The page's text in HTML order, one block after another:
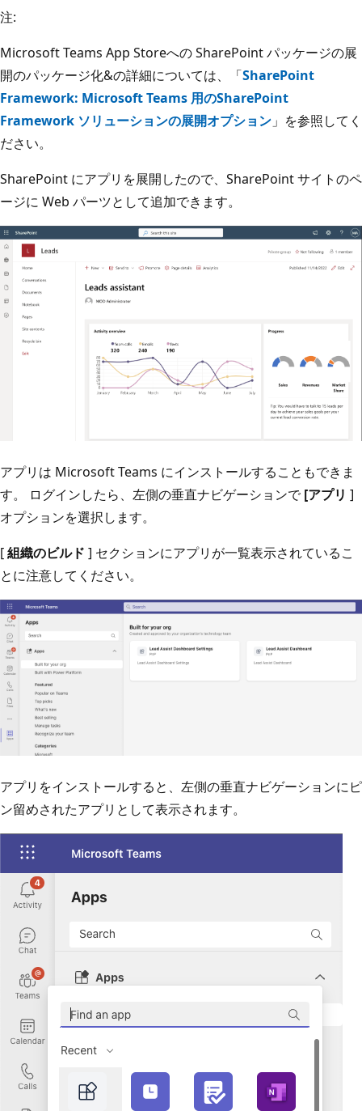
注:
Microsoft Teams App Storeへの SharePoint パッケージの展
開のパッケージ化&の詳細については、「SharePoint
Framework: Microsoft Teams 用のSharePoint
Framework ソリューションの展開オプション 」を参照してく
ださい。
SharePoint にアプリを展開したので、SharePoint サイトのペ
ージに Web パーツとして追加できます。
アプリは Microsoft Teams にインストールすることもできま
す。 ログインしたら、左側の垂直ナビゲーションで[アプリ ]
オプションを選択します。
[組織のビルド ] セクションにアプリが一覧表示されているこ
とに注意してください。
アプリをインストールすると、左側の垂直ナビゲーションにピ
ン留めされたアプリとして表示されます。